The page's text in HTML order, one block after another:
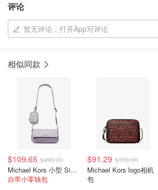
评论
暂无评论，打开App写评论
相似同款
$109.65 $498.00
Michael Kors 小型 Signature Logo 斜挎包
自带小零钱包
$91.29 $358.00
Michael Kors logo相机
包